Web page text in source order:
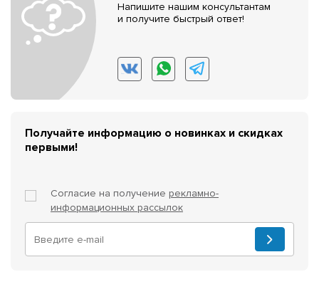
Напишите нашим консультантам
и получите быстрый ответ!
Получайте информацию о новинках и скидках
первыми!
Согласие на получение рекламно-
информационных рассылок